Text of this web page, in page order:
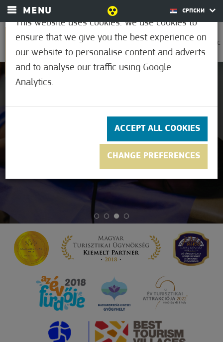
MENU СРПСКИ
30,6°C
Ugađajte sebi
tokom cele godine
Banja Sv. Eržebet
Morahalom
This website uses cookies. We use cookies to
ensure that we give you the best experience on
our website to personalise content and adverts
and to analyse our traffic using Google
Analytics.
ACCEPT ALL COOKIES
CHANGE PREFERENCES